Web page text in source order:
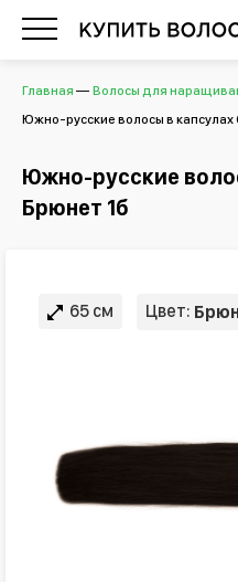
Главная
Волосы для
Южно-русские волосы в капсулах
Южно-русские
Брюнет 1б
65 см Цвет: